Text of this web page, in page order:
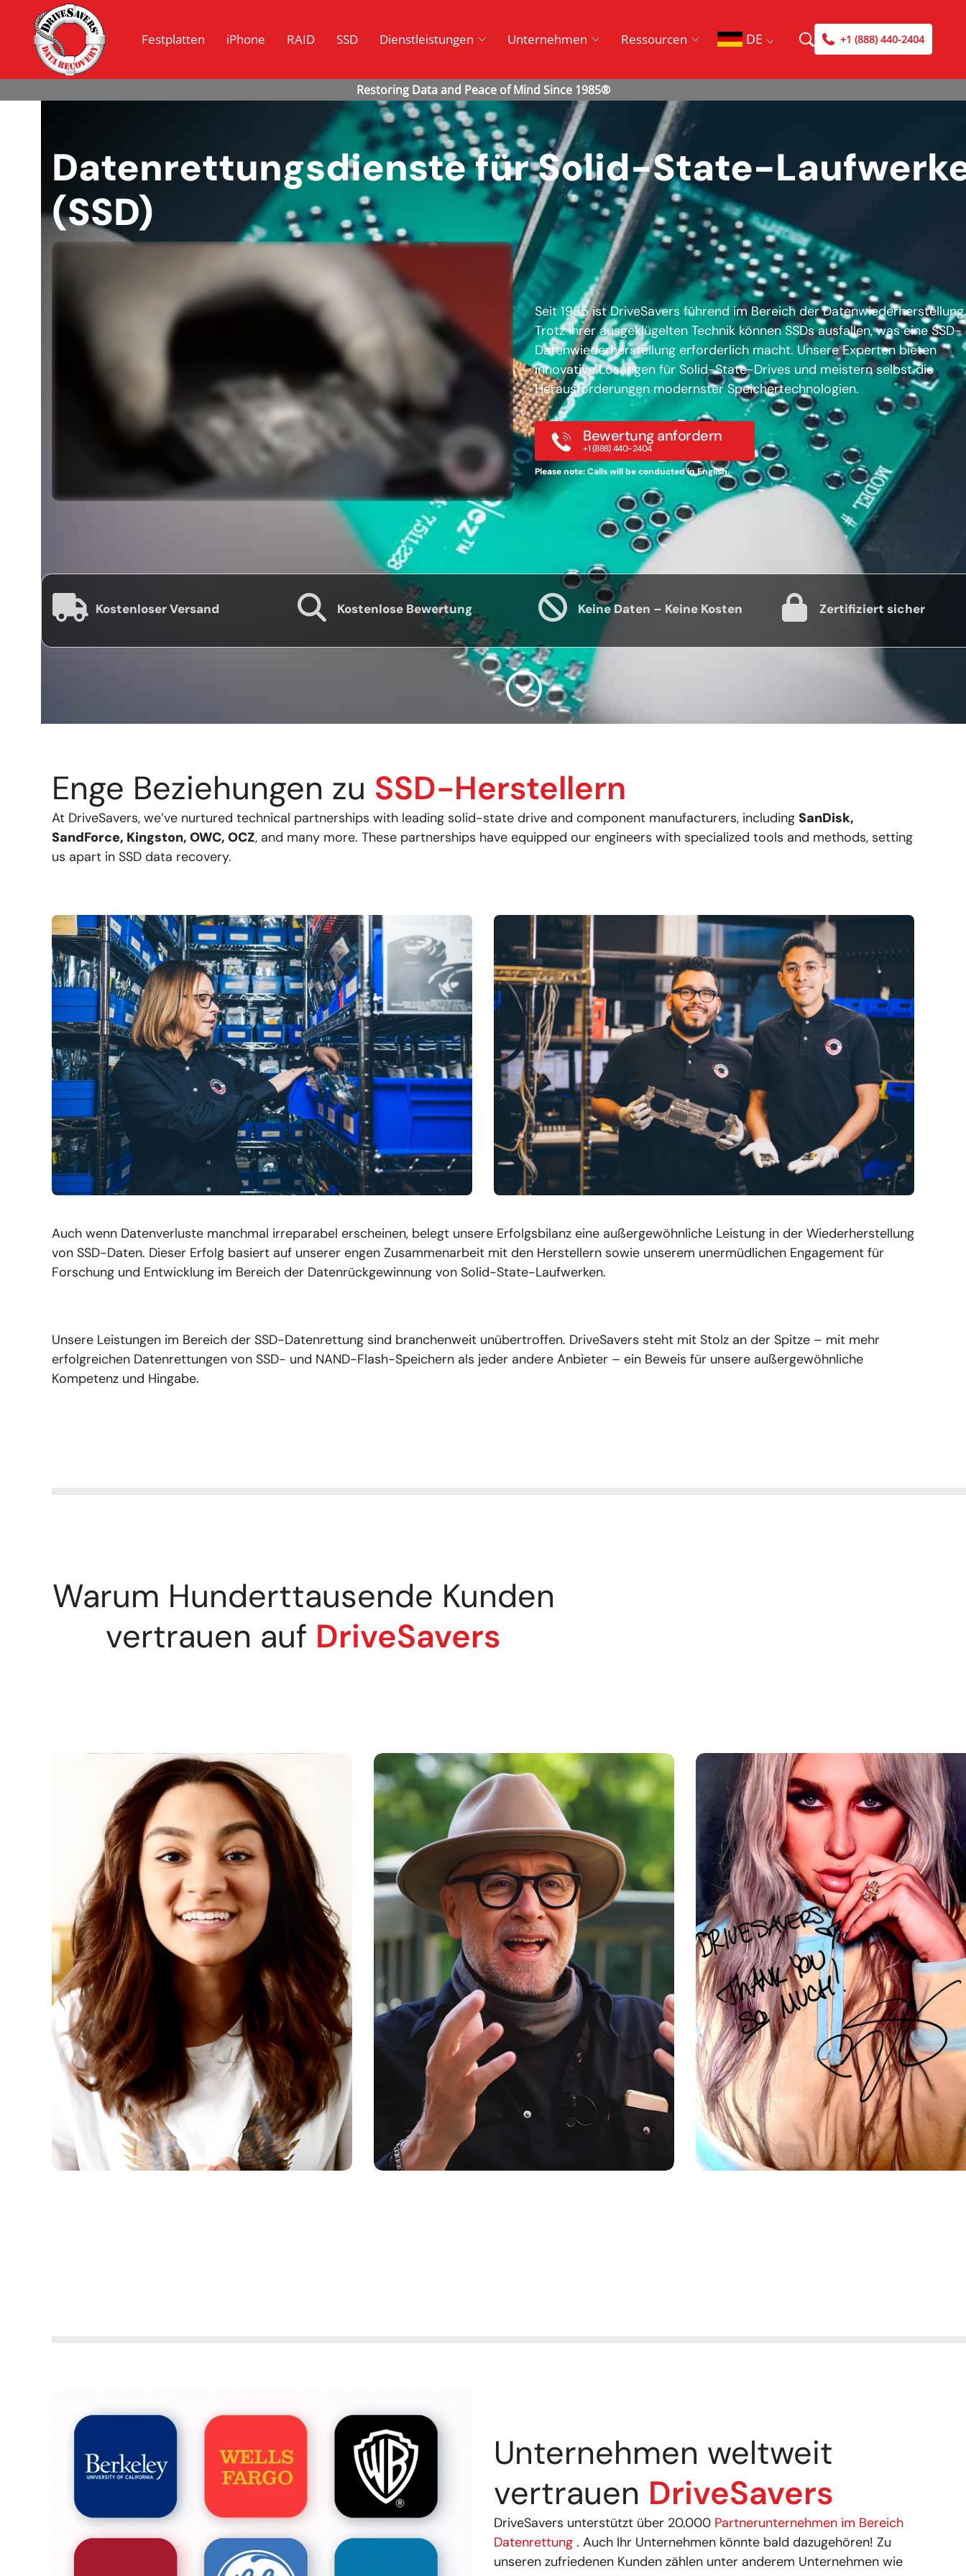
Festplatten iPhone RAID SSD Dienstleistungen Unternehmen Ressourcen DE +1 (888) 440-2404
Datenrettungsdienste für Solid-State-
(SSD)
Seit 1985 ist DriveSavers führend im Bereich der Datenwiederherstellung.
Trotz ihrer ausgeklügelten Technik können SSDs ausfallen, was eine SSD-
Datenwiederherstellung erforderlich macht. Unsere Experten bieten
innovative Lösungen für Solid-State-Drives und meistern selbst die
Herausforderungen modernster Speichertechnologien.
Bewertung anfordern
+1 (888) 440-2404
Please note: Calls will be conducted in English.
Kostenloser Versand Kostenlose Bewertung Keine Daten – Keine Kosten Zertifiziert sicher
Enge Beziehungen zu SSD-Herstellern
At DriveSavers, we’ve nurtured technical partnerships with leading solid-state drive and component manufacturers, including SanDisk,
SandForce, Kingston, OWC, OCZ, and many more. These partnerships have equipped our engineers with specialized tools and methods, setting
us apart in SSD data recovery.
Auch wenn Datenverluste manchmal irreparabel erscheinen, belegt unsere Erfolgsbilanz eine außergewöhnliche Leistung in der Wiederherstellung
von SSD-Daten. Dieser Erfolg basiert auf unserer engen Zusammenarbeit mit den Herstellern sowie unserem unermüdlichen Engagement für
Forschung und Entwicklung im Bereich der Datenrückgewinnung von Solid-State-Laufwerken.
Unsere Leistungen im Bereich der SSD-Datenrettung sind branchenweit unübertroffen. DriveSavers steht mit Stolz an der Spitze – mit mehr
erfolgreichen Datenrettungen von SSD- und NAND-Flash-Speichern als jeder andere Anbieter – ein Beweis für unsere außergewöhnliche
Kompetenz und Hingabe.
Warum Hunderttausende Kunden
vertrauen auf DriveSavers
Unternehmen weltweit
vertrauen DriveSavers
DriveSavers unterstützt über 20.000 Partnerunternehmen im Bereich
Datenrettung . Auch Ihr Unternehmen könnte bald dazugehören! Zu
unseren zufriedenen Kunden zählen unter anderem Unternehmen wie